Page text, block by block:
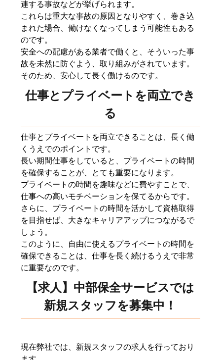
連する事故などが挙げられます。
これらは重大な事故の原因となりやすく、巻き込
まれた場合、働けなくなってしまう可能性もある
のです。
安全への配慮がある業者で働くと、そういった事
故を未然に防ぐよう、取り組みがされています。
そのため、安心して長く働けるのです。
仕事とプライベートを両立でき
る
仕事とプライベートを両立できることは、長く働
くうえでのポイントです。
長い期間仕事をしていると、プライベートの時間
を確保することが、とても重要になります。
プライベートの時間を趣味などに費やすことで、
仕事への高いモチベーションを保てるからです。
さらに、プライベートの時間を活かして資格取得
を目指せば、大きなキャリアアップにつながるで
しょう。
このように、自由に使えるプライベートの時間を
確保できることは、仕事を長く続けるうえで非常
に重要なのです。
【求人】中部保全サービスでは
新規スタッフを募集中！
現在弊社では、新規スタッフの求人を行っており